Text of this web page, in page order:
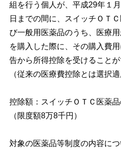
組を行う個人が、平成29年１
日までの間に、スイッチＯＴ
び一般用医薬品のうち、医療
を購入した際に、その購入費
告から所得控除を受けることが
（従来の医療費控除とは選択適
控除額：スイッチＯＴＣ医薬
（限度額8万8千円）
対象の医薬品等制度の内容につ